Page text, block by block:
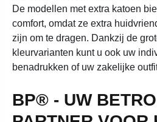
De modellen met extra katoen
comfort, omdat ze extra
zijn om te dragen. Dankzij de
kleurvarianten kunt u ook uw
benadrukken of uw zakelijke
BP® - UW